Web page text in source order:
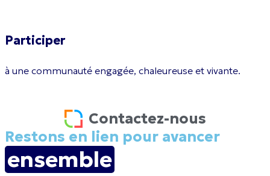
Participer
à une communauté engagée, chaleureuse et vivante.
Contactez-nous
Restons en lien pour avancer
ensemble